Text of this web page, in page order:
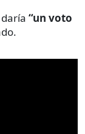
“un voto